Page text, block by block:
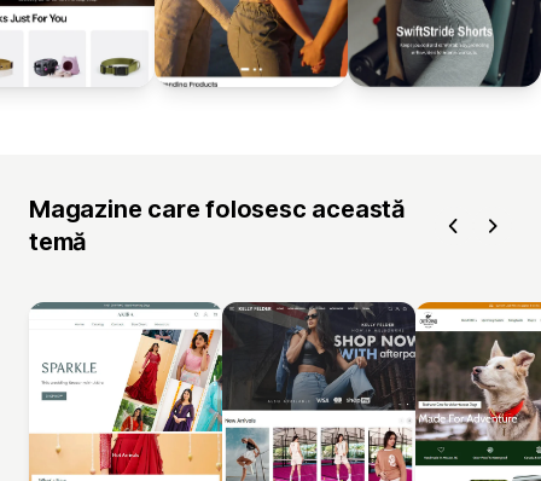
Magazine care folosesc această
temă